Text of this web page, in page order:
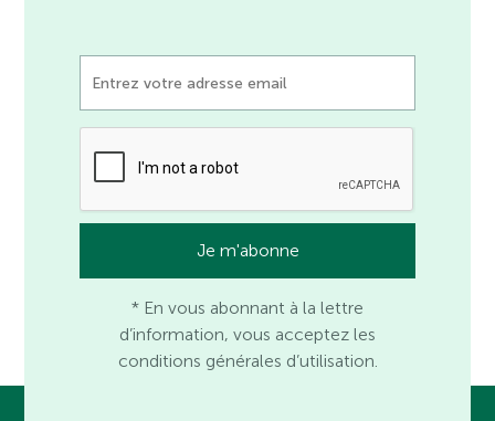
* En vous abonnant à la lettre
d’information, vous acceptez les
conditions générales d’utilisation.